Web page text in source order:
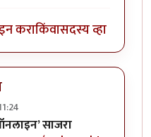
कराकिंवासदस्य व्हा
साजरा